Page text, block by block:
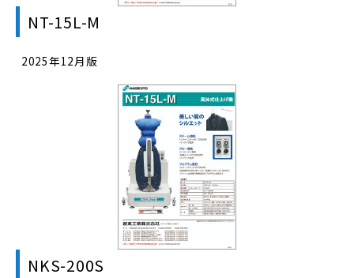
NT-15L-M
2025年12月版
NKS-200S